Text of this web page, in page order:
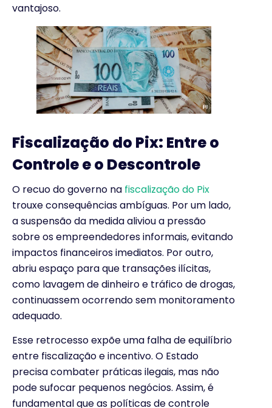
vantajoso.
Fiscalização do Pix: Entre o
Controle e o Descontrole
O recuo do governo na fiscalização do Pix
trouxe consequências ambíguas. Por um lado,
a suspensão da medida aliviou a pressão
sobre os empreendedores informais, evitando
impactos financeiros imediatos. Por outro,
abriu espaço para que transações ilícitas,
como lavagem de dinheiro e tráfico de drogas,
continuassem ocorrendo sem monitoramento
adequado.
Esse retrocesso expõe uma falha de equilíbrio
entre fiscalização e incentivo. O Estado
precisa combater práticas ilegais, mas não
pode sufocar pequenos negócios. Assim, é
fundamental que as políticas de controle